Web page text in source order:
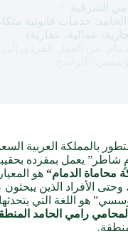
الشرقية
خدمات قانونية
عمالية، عقارية)
بالمملكة العربية
شاطر” يعمل بمفرده
محاماة الدمام“ هو
وحتى الأفراد الذين
هو اللغة التي
رامي الحامد